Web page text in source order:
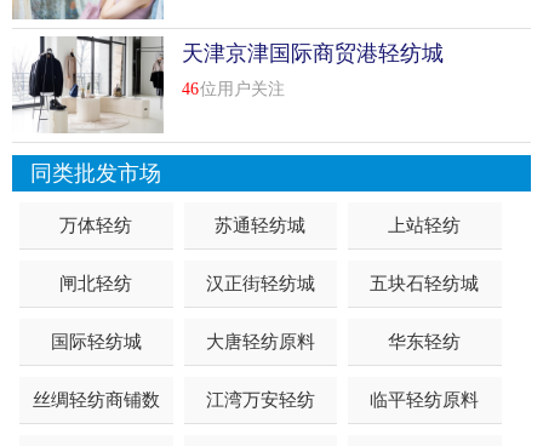
天津京津国际商贸港轻纺城
46位用户关注
同类批发市场
万体轻纺 苏通轻纺城 上站轻纺
闸北轻纺 汉正街轻纺城 五块石轻纺城
国际轻纺城 大唐轻纺原料 华东轻纺
丝绸轻纺商铺数 江湾万安轻纺 临平轻纺原料